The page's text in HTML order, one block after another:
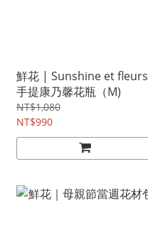
鮮花 | Sunshine et fleurs
手提康乃馨花瓶（M)
NT$1,080
NT$990